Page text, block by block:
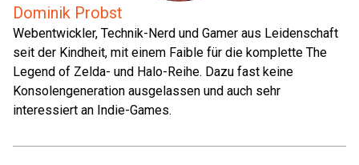
Dominik Probst
Webentwickler, Technik-Nerd und Gamer aus Leidenschaft
seit der Kindheit, mit einem Faible für die komplette The
Legend of Zelda- und Halo-Reihe. Dazu fast keine
Konsolengeneration ausgelassen und auch sehr
interessiert an Indie-Games.